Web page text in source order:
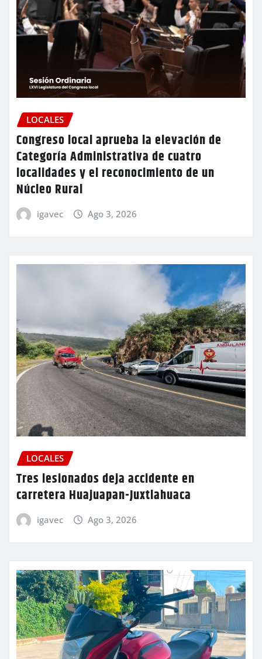
LOCALES
Congreso local aprueba la elevación de
Categoría Administrativa de cuatro
localidades y el reconocimiento de un
Núcleo Rural
igavec Ago 3, 2026
LOCALES
Tres lesionados deja accidente en
carretera Huajuapan-Juxtlahuaca
igavec Ago 3, 2026